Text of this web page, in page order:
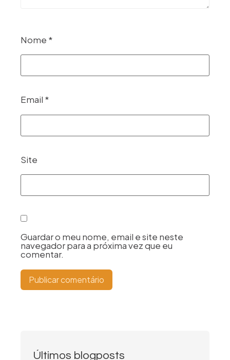
Nome *
Email *
Site
Guardar o meu nome, email e site neste
navegador para a próxima vez que eu
comentar.
Últimos blogposts